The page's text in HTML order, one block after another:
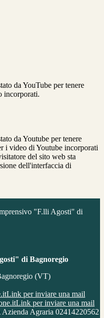
da YouTube per tenere
incorporati.
da Youtube per tenere
i video di Youtube incorporati
del sito web sta
dell'interfaccia di
"F.lli Agosti" di
di Bagnoregio
(VT)
Link per inviare una mail
Link per inviare una mail
Agraria 02414220562